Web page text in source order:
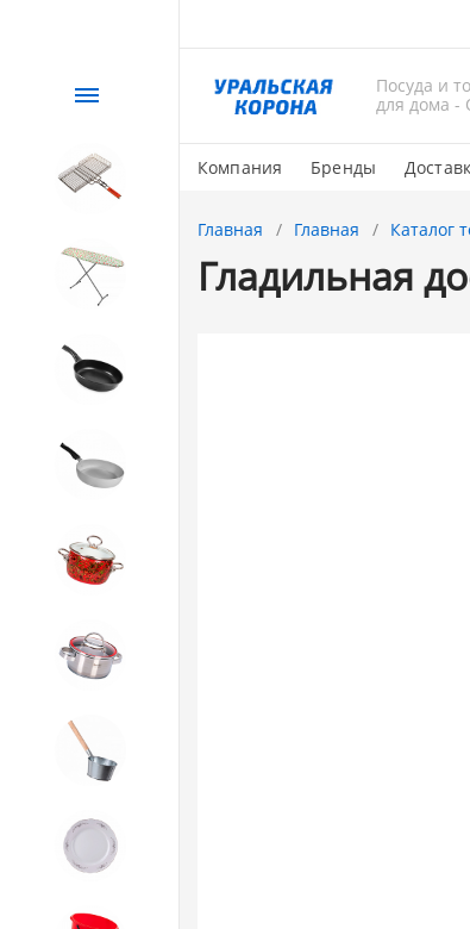
Посуда и
для дома
Компания Бренды
Каталог
СЕЗОННЫЙ товар
1. Завод Исток
Главная Главная Каталог
Гладильная